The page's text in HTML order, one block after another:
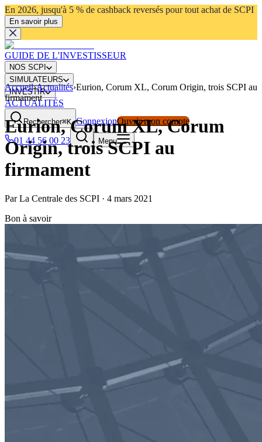
En 2026, jusqu'à 5 % de cashback reversés pour tout achat de SCPI
En savoir plus
GUIDE DE L'INVESTISSEUR
NOS SCPI
SIMULATEURS
INVESTIR
ACTUALITÉS
Rechercher⌘K ConnexionOuvrir mon compte
01 44 56 00 23
Menu
Accueil›Actualités›Eurion, Corum XL, Corum Origin, trois SCPI au
firmament
Eurion, Corum XL, Corum
Origin, trois SCPI au
firmament
Par La Centrale des SCPI · 4 mars 2021
Bon à savoir